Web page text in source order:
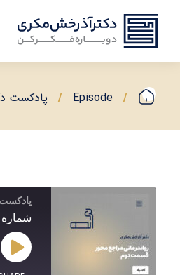
Episode پادکست
شماره 9 پادکست دکتر مکری رواندرمانی مراجع محور بهمن 1394